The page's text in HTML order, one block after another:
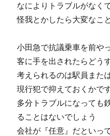
なによりトラブルがなく
怪我とかしたら大変なこ
小田急で抗議乗車を前や
客に手を出されたらどう
考えられるのは駅員また
現行犯で抑えておくかで
多分トラブルになっても
ることはないでしょう
会社が『任意』だといっ